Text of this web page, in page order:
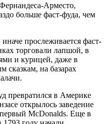
Арместо,
больше фаст-фуда, чем
прослеживается фаст-
торговали лапшой, в
и курицей, даже в
сказкам, на базарах
превратился в Америке
открылось заведение
McDonalds. Еще в